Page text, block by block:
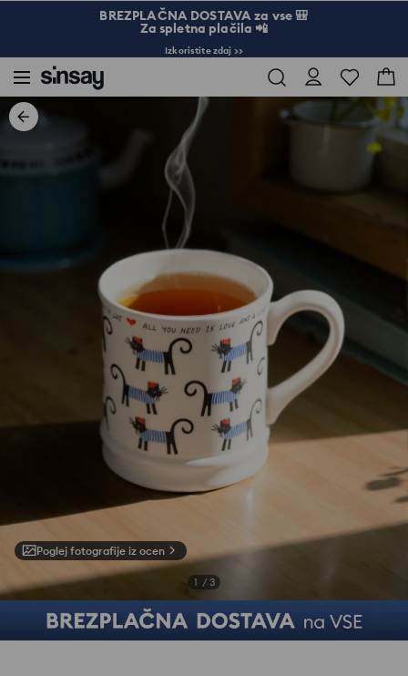
BREZPLAČNA DOSTAVA za vse 🎒
Za spletna plačila 📲
Izkoristite zdaj >>
Poglej fotografije iz ocen
1 / 3